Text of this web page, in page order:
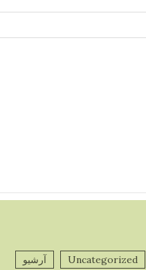
Uncategorized
آرشیو